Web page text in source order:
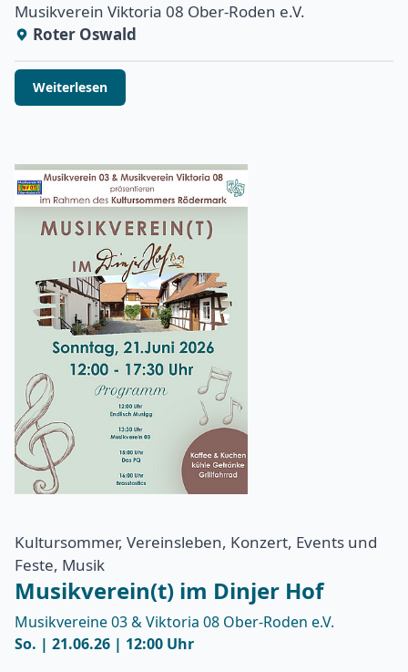
Musikverein Viktoria 08 Ober-Roden e.V.
Roter Oswald
Weiterlesen
Kultursommer, Vereinsleben, Konzert, Events und
Feste, Musik
Musikverein(t) im Dinjer Hof
Musikvereine 03 & Viktoria 08 Ober-Roden e.V.
So. | 21.06.26 | 12:00 Uhr